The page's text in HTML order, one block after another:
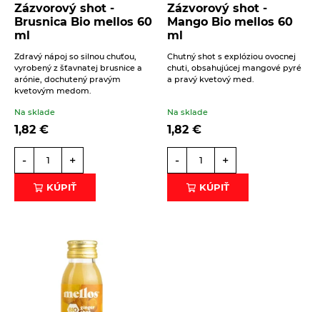
Beriem na vedomiespracovanie osobných údajov .
Zázvorový shot -
Brusnica Bio mellos 60
ml
Zdravý nápoj so silnou chuťou,
vyrobený z šťavnatej brusnice a
arónie, dochutený pravým
kvetovým medom.
Na sklade
1,82 €
- +
KÚPIŤ
Zázvorový shot -
Mango Bio mellos 60
ml
Chutný shot s explóziou ovocnej
chuti, obsahujúcej mangové pyré
a pravý kvetový med.
Na sklade
1,82 €
- +
KÚPIŤ